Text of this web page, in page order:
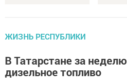
ЖИЗНЬ РЕСПУБЛИКИ
В Татарстане за
дизельное топливо